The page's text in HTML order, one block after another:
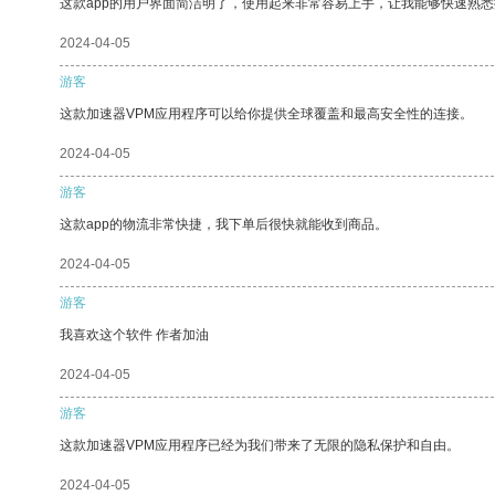
这款app的用户界面简洁明了，使用起来非常容易上手，让我能够快速熟
2024-04-05
游客
这款加速器VPM应用程序可以给你提供全球覆盖和最高安全性的连接。
2024-04-05
游客
这款app的物流非常快捷，我下单后很快就能收到商品。
2024-04-05
游客
我喜欢这个软件 作者加油
2024-04-05
游客
这款加速器VPM应用程序已经为我们带来了无限的隐私保护和自由。
2024-04-05